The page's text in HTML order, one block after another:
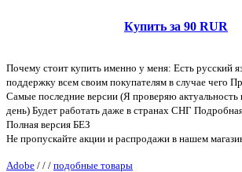
Купить за 90 RUR
Почему стоит купить именно у меня: Есть русский
поддержку всем своим покупателям в случае чего
Самые последние версии (Я проверяю
день) Будет работать даже в странах СНГ
Полная версия БЕЗ
Не пропускайте акции и распродажи в нашем
Adobe / / / подобные товары